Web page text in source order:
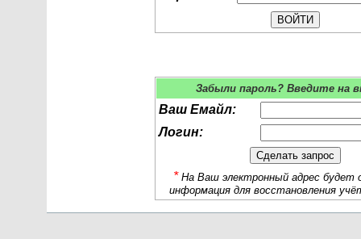
Забыли пароль? Введите на
Ваш Емайл:
Логин:
* На Ваш электронный адрес будет
информация для восстановления